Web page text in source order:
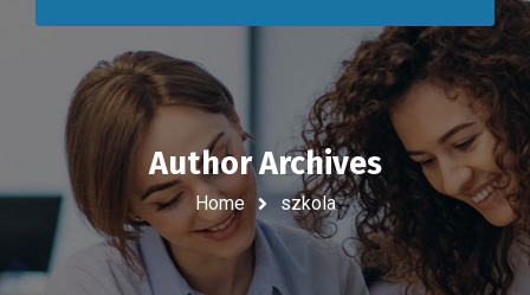
Author Archives
Home szkola